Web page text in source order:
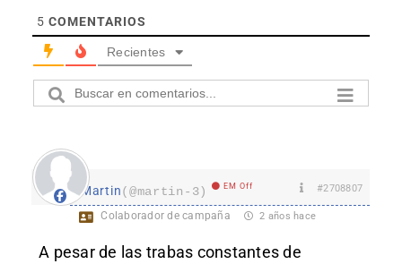
5 COMENTARIOS
Recientes
Martin(@martin-3) EM Off #2708807
Colaborador de campaña 2 años hace
A pesar de las trabas constantes de